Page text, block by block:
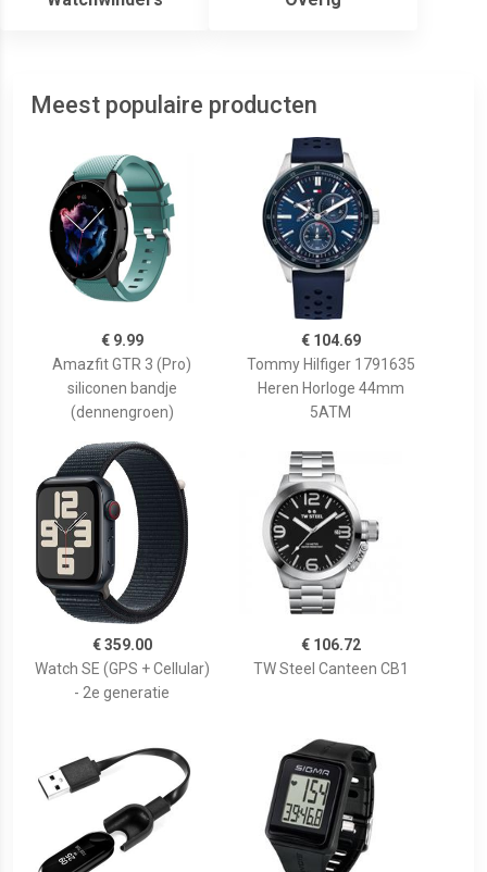
Meest populaire producten
€ 9.99
Amazfit GTR 3 (Pro)
siliconen bandje
(dennengroen)
€ 104.69
Tommy Hilfiger 1791635
Heren Horloge 44mm
5ATM
€ 359.00
Watch SE (GPS + Cellular)
- 2e generatie
€ 106.72
TW Steel Canteen CB1